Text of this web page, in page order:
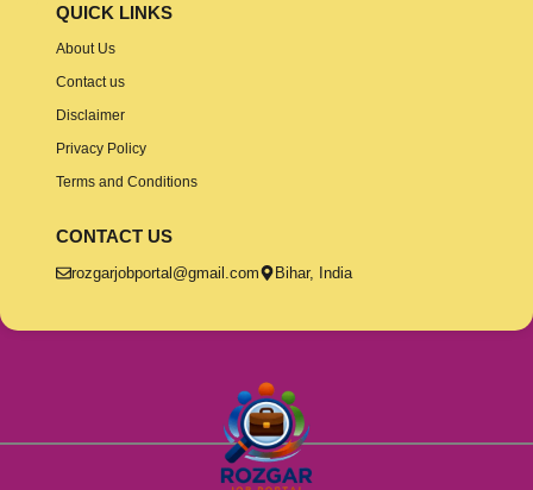
QUICK LINKS
About Us
Contact us
Disclaimer
Privacy Policy
Terms and Conditions
CONTACT US
rozgarjobportal@gmail.com Bihar, India